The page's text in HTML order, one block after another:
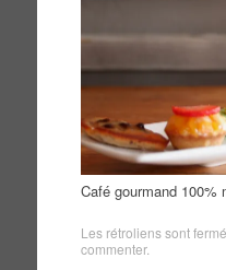
Café gourmand 100%
Les rétroliens sont
commenter.